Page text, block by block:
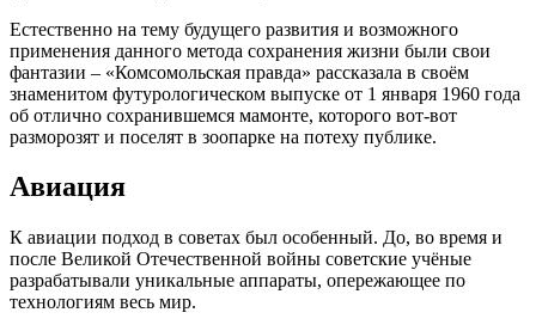
Естественно на тему будущего развития и возможного
применения данного метода сохранения жизни были свои
фантазии – «Комсомольская правда» рассказала в своём
знаменитом футурологическом выпуске от 1 января 1960 года
об отлично сохранившемся мамонте, которого вот-вот
разморозят и поселят в зоопарке на потеху публике.
Авиация
К авиации подход в советах был особенный. До, во время и
после Великой Отечественной войны советские учёные
разрабатывали уникальные аппараты, опережающее по
технологиям весь мир.